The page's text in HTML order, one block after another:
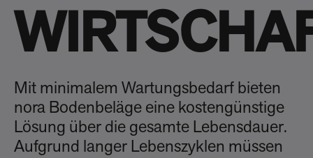
Mit minimalem Wartungsbedarf bieten
nora Bodenbeläge eine kostengünstige
Lösung über die gesamte Lebensdauer.
Aufgrund langer Lebenszyklen müssen